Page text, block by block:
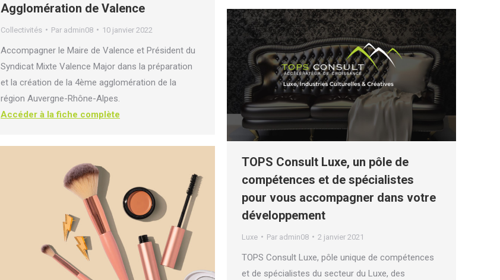
Agglomération de Valence
Collectivités Par admin08 10 janvier 2022
Accompagner le Maire de Valence et Président du
Syndicat Mixte Valence Major dans la préparation
et la création de la 4ème agglomération de la
région Auvergne-Rhône-Alpes.
Accéder à la fiche complète
TOPS Consult Luxe, un pôle de
compétences et de spécialistes
pour vous accompagner dans votre
développement
Luxe Par admin08 2 janvier 2021
TOPS Consult Luxe, pôle unique de compétences
et de spécialistes du secteur du Luxe, des